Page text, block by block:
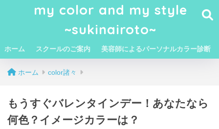
my color and my style
~sukinairoto~
ホーム スクールのご案内 美容師によるパーソナルカラー診断
ホーム color諸々
もうすぐバレンタインデー！あなたなら
何色？イメージカラーは？